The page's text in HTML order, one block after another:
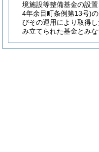
境施設等整備基金の設
4年余目町条例第13号)
びその運用により取得し
み立てられた基金とみな